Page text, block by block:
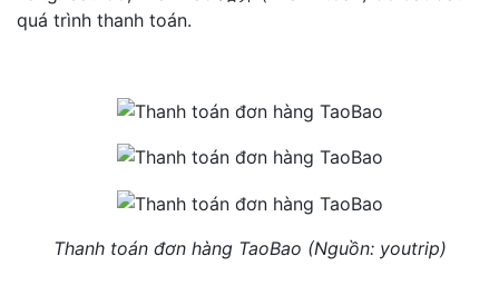
quá trình thanh toán.
Thanh toán đơn hàng TaoBao (Nguồn: youtrip)